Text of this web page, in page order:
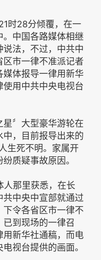
时28分倾覆，在一
中国各路媒体相继
法，不过，中共中
市一律不准派记者
体报导一律用新华
用中共中央电视台
〞大型豪华游轮在
，目前报导出来的
生死不明。家属开
质疑事故原因。
人那里获悉，在长
中央中宣部就通过
令各省区市一律不
到现场的一律召
用新华社通稿，而电
视台提供的画面。